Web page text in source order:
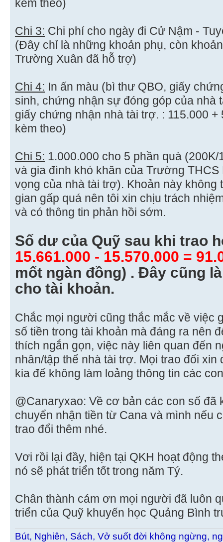
kèm theo)
Chi 3: Chi phí cho ngày đi Cử Nậm -
(Đây chỉ là những khoản phụ, còn
Trường Xuân đã hỗ trợ)
Chi 4: In ấn màu (bì thư QBO, giấy
sinh, chứng nhận sự đóng góp của nhà
giấy chứng nhận nhà tài trợ. : 115.000
kèm theo)
Chi 5: 1.000.000 cho 5 phần quà
và gia đình khó khăn của Trường
vọng của nhà tài trợ). Khoản này không
gian gấp quá nên tôi xin chịu trách
và có thông tin phản hồi sớm.
Số dư của Quỹ sau khi trao
15.661.000 - 15.570.000 =
mốt ngàn đồng) . Đây cũng
cho tài khoản.
Chắc mọi người cũng thắc mắc về việc
số tiền trong tài khoản mà đáng ra nên
thích ngắn gọn, việc này liên quan đến
nhân/tập thể nhà tài trợ. Mọi trao đổi
kia để không làm loảng thông tin các
@Canaryxao: Về cơ bản các con số đã
chuyển nhận tiền từ Cana và mình nếu
trao đổi thêm nhé.
Vơi rồi lại đầy, hiện tại QKH hoạt động
nó sẽ phát triển tốt trong năm Tý.
Chân thành cám ơn mọi người đã luôn
triển của Quỹ khuyến học Quảng Bình
Bút, Nghiên, Sách, Vở suốt đời không ngừng,